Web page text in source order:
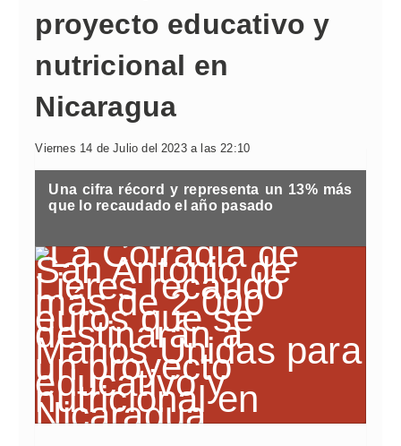
proyecto educativo y
nutricional en
Nicaragua
Viernes 14 de Julio del 2023 a las 22:10
Una cifra récord y representa un 13% más
que lo recaudado el año pasado